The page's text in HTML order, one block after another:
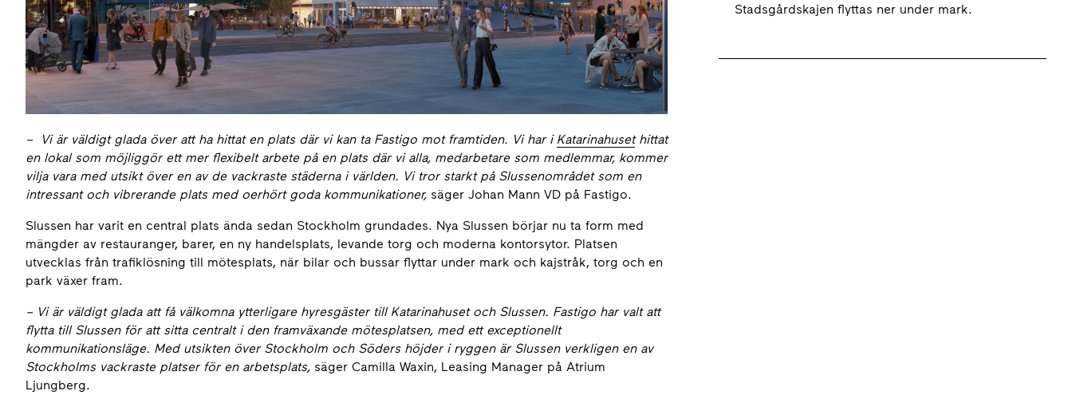
– Vi är väldigt glada över att ha hittat en plats där vi kan ta Fastigo mot framtiden. Vi har i Katarinahusethittat
en lokal som möjliggör ett mer flexibelt arbete på en plats där vi alla, medarbetare som medlemmar, kommer
vilja vara med utsikt över en av de vackraste städerna i världen. Vi tror starkt på Slussenområdet som en
intressant och vibrerande plats med oerhört goda kommunikationer, säger Johan Mann VD på Fastigo.
Slussen har varit en central plats ända sedan Stockholm grundades. Nya Slussen börjar nu ta form med
mängder av restauranger, barer, en ny handelsplats, levande torg och moderna kontorsytor. Platsen
utvecklas från trafiklösning till mötesplats, när bilar och bussar flyttar under mark och kajstråk, torg och en
park växer fram.
– Vi är väldigt glada att få välkomna ytterligare hyresgäster till Katarinahuset och Slussen. Fastigo har valt att
flytta till Slussen för att sitta centralt i den framväxande mötesplatsen, med ett exceptionellt
kommunikationsläge. Med utsikten över Stockholm och Söders höjder i ryggen är Slussen verkligen en av
Stockholms vackraste platser för en arbetsplats, säger Camilla Waxin, Leasing Manager på Atrium
Ljungberg.
Stadsgårdskajen flyttas ner under mark.